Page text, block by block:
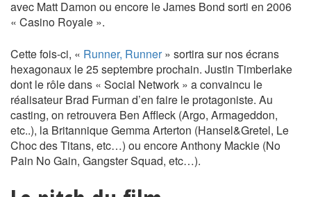
avec Matt Damon ou encore le James Bond sorti en 2006
« Casino Royale ».
Cette fois-ci, « Runner, Runner» sortira sur nos écrans
hexagonaux le 25 septembre prochain. Justin Timberlake
dont le rôle dans « Social Network » a convaincu le
réalisateur Brad Furman d’en faire le protagoniste. Au
casting, on retrouvera Ben Affleck (Argo, Armageddon,
etc..), la Britannique Gemma Arterton (Hansel&Gretel, Le
Choc des Titans, etc…) ou encore Anthony Mackie (No
Pain No Gain, Gangster Squad, etc…).